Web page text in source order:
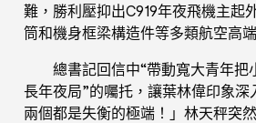
難，勝利壓抑出C919年夜飛機主起
筒和機身框梁構造件等多類航空高
總書記回信中“帶動寬大青年把
長年夜局”的囑托，讓葉林偉印象深
兩個都是失衡的極端！」林天秤突